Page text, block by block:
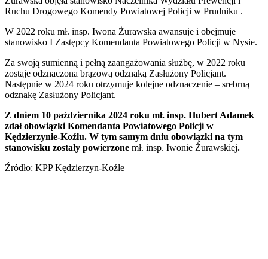
Ruchu Drogowego Komendy Powiatowej Policji w Prudniku .
W 2022 roku mł. insp. Iwona Żurawska awansuje i obejmuje
stanowisko I Zastępcy Komendanta Powiatowego Policji w Nysie.
Za swoją sumienną i pełną zaangażowania służbę, w 2022 roku
zostaje odznaczona brązową odznaką Zasłużony Policjant.
Następnie w 2024 roku otrzymuje kolejne odznaczenie – srebrną
odznakę Zasłużony Policjant.
Z dniem 10 października 2024 roku mł. insp. Hubert Adamek
zdał obowiązki Komendanta Powiatowego Policji w
Kędzierzynie-Koźlu. W tym samym dniu obowiązki na tym
stanowisku zostały powierzone mł. insp. Iwonie Żurawskiej.
Źródło: KPP Kędzierzyn-Koźle